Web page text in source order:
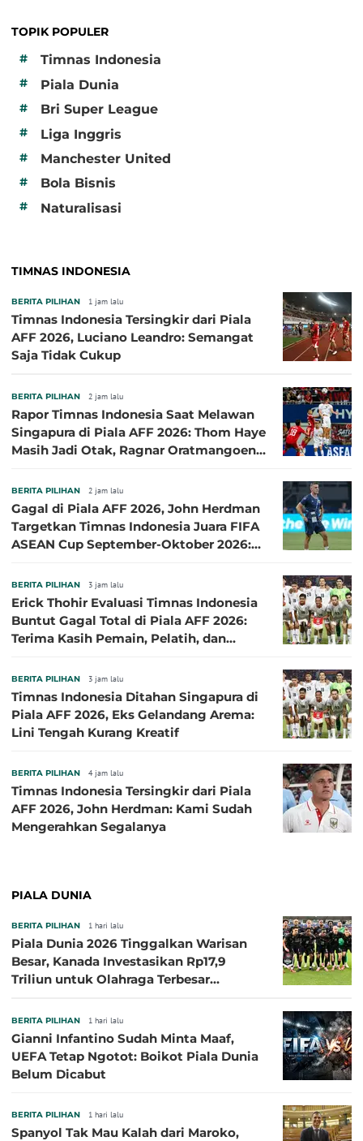
TOPIK POPULER
#
Timnas Indonesia
# Piala Dunia
# Bri Super League
# Liga Inggris
# Manchester United
# Bola Bisnis
# Naturalisasi
TIMNAS INDONESIA
BERITA PILIHAN 1 jam lalu
Timnas Indonesia Tersingkir dari Piala
AFF 2026, Luciano Leandro: Semangat
Saja Tidak Cukup
BERITA PILIHAN 2 jam lalu
Rapor Timnas Indonesia Saat Melawan
Singapura di Piala AFF 2026: Thom Haye
Masih Jadi Otak, Ragnar Oratmangoen
BERITA PILIHAN 2 jam lalu
Gagal di Piala AFF 2026, John Herdman
Targetkan Timnas Indonesia Juara FIFA
ASEAN Cup September-Oktober 2026:
BERITA PILIHAN 3 jam lalu
Erick Thohir Evaluasi Timnas Indonesia
Buntut Gagal Total di Piala AFF 2026:
Terima Kasih Pemain, Pelatih, dan
BERITA PILIHAN 3 jam lalu
Timnas Indonesia Ditahan Singapura di
Piala AFF 2026, Eks Gelandang Arema:
Lini Tengah Kurang Kreatif
BERITA PILIHAN 4 jam lalu
Timnas Indonesia Tersingkir dari Piala
AFF 2026, John Herdman: Kami Sudah
Mengerahkan Segalanya
PIALA DUNIA
BERITA PILIHAN 1 hari lalu
Piala Dunia 2026 Tinggalkan Warisan
Besar, Kanada Investasikan Rp17,9
Triliun untuk Olahraga Terbesar
BERITA PILIHAN 1 hari lalu
Gianni Infantino Sudah Minta Maaf,
UEFA Tetap Ngotot: Boikot Piala Dunia
Belum Dicabut
BERITA PILIHAN 1 hari lalu
Spanyol Tak Mau Kalah dari Maroko,